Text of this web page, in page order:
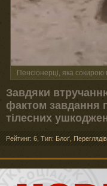
Пенсіонерці, яка сокирою
Завдяки
фактом завдання
тілесних
Рейтинг: 6, Тип: Блоґ,